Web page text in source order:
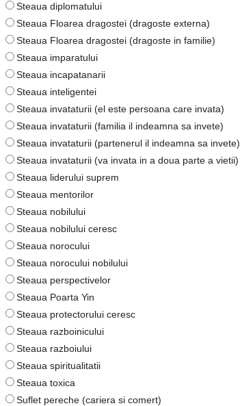
Steaua diplomatului
Steaua Floarea dragostei (dragoste externa)
Steaua Floarea dragostei (dragoste in familie)
Steaua imparatului
Steaua incapatanarii
Steaua inteligentei
Steaua invataturii (el este persoana care invata)
Steaua invataturii (familia il indeamna sa invete)
Steaua invataturii (partenerul il indeamna sa invete)
Steaua invataturii (va invata in a doua parte a vietii)
Steaua liderului suprem
Steaua mentorilor
Steaua nobilului
Steaua nobilului ceresc
Steaua norocului
Steaua norocului nobilului
Steaua perspectivelor
Steaua Poarta Yin
Steaua protectorului ceresc
Steaua razboinicului
Steaua razboiului
Steaua spiritualitatii
Steaua toxica
Suflet pereche (cariera si comert)